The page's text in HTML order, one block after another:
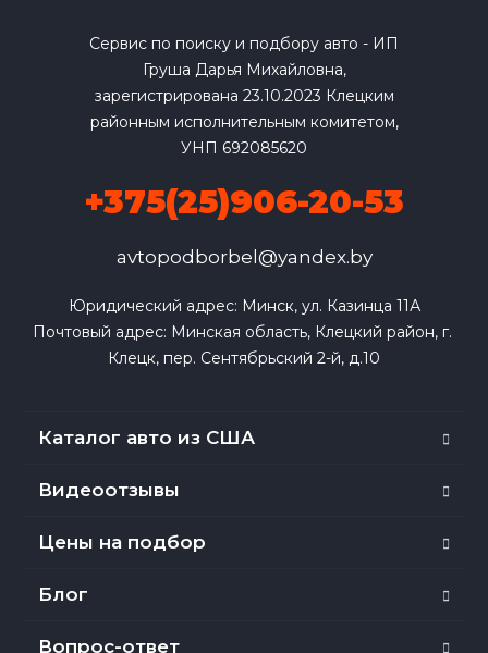
Сервис по поиску и подбору авто - ИП
Груша Дарья Михайловна,
зарегистрирована 23.10.2023 Клецким
районным исполнительным комитетом,
УНП 692085620
+375(25)906-20-53
avtopodborbel@yandex.by
Юридический адрес: Минск, ул. Казинца 11А
Почтовый адрес: Минская область, Клецкий район, г.
Клецк, пер. Сентябрьский 2-й, д.10
Каталог авто из США
Видеоотзывы
Цены на подбор
Блог
Вопрос-ответ